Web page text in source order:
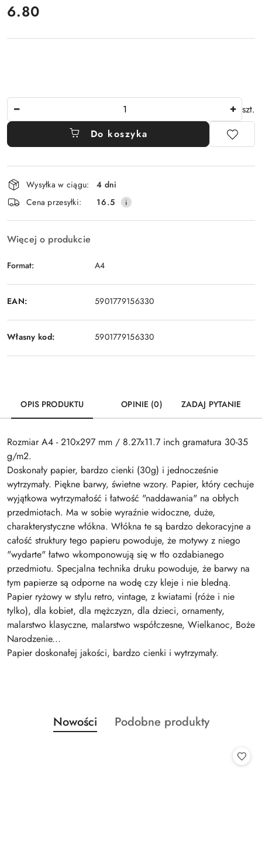
cena:
6.80
szt.
Do koszyka
Dostępność
i
dostawa
Wysyłka w ciągu:
4 dni
Cena przesyłki:
16.5
Więcej o produkcie
Format: A4
EAN: 5901779156330
Własny kod: 5901779156330
OPIS PRODUKTU OPINIE (0) ZADAJ PYTANIE
Rozmiar A4 - 210x297 mm / 8.27x11.7 inch gramatura 30-35
g/m2.
Doskonały papier, bardzo cienki (30g) i jednocześnie
wytrzymały. Piękne barwy, świetne wzory. Papier, który cechuje
wyjątkowa wytrzymałość i łatwość "naddawania" na obłych
przedmiotach. Ma w sobie wyraźnie widoczne, duże,
charakterystyczne włókna. Włókna te są bardzo dekoracyjne a
całość struktury tego papieru powoduje, że motywy z niego
"wydarte" łatwo wkomponowują się w tło ozdabianego
przedmiotu. Specjalna technika druku powoduje, że barwy na
tym papierze są odporne na wodę czy kleje i nie bledną.
Papier ryżowy w stylu retro, vintage, z kwiatami (róże i nie
tylko), dla kobiet, dla mężczyzn, dla dzieci, ornamenty,
malarstwo klasyczne, malarstwo współczesne, Wielkanoc, Boże
Narodzenie...
Papier doskonałej jakości, bardzo cienki i wytrzymały.
Pomiń karuzelę produktów
Produkty
o
Nowości
Produkty
Podobne produkty